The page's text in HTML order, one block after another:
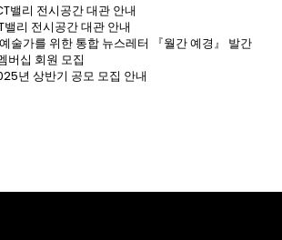
밸리 전시공간 대관 안내
리 전시공간 대관 안내
술가를 위한 통합 뉴스레터 『월간 예경』 발간
버십 회원 모집
년 상반기 공모 모집 안내